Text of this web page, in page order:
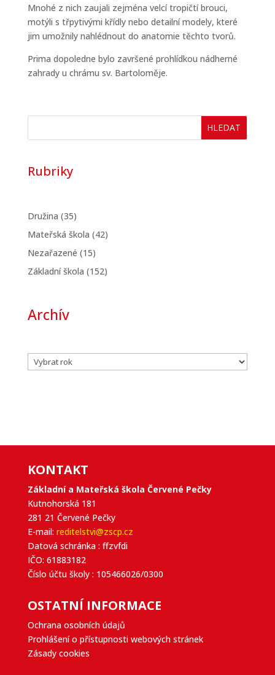
Mnohé z nich zaujali zejména velcí tropičtí brouci,
motýli s třpytivými křídly nebo detailní modely, které
jim umožnily nahlédnout do anatomie těchto tvorů.
Prima dopoledne bylo završené prohlídkou nádherné
zahrady u chrámu sv. Bartoloměje.
HLEDAT
Rubriky
Družina (35)
Mateřská škola (42)
Nezařazené (15)
Základní škola (152)
Archív
Archivy
KONTAKT
Základní a Mateřská škola Červené Pečky
Kutnohorská 181
281 21 Červené Pečky
E-mail: reditelstvi@zscp.cz
Datová schránka : ffzvfdi
IČO: 61883182
Číslo účtu školy : 105466026/0300
OSTATNÍ INFORMACE
Ochrana osobních údajů
Prohlášení o přístupnosti webových stránek
Zásady cookies